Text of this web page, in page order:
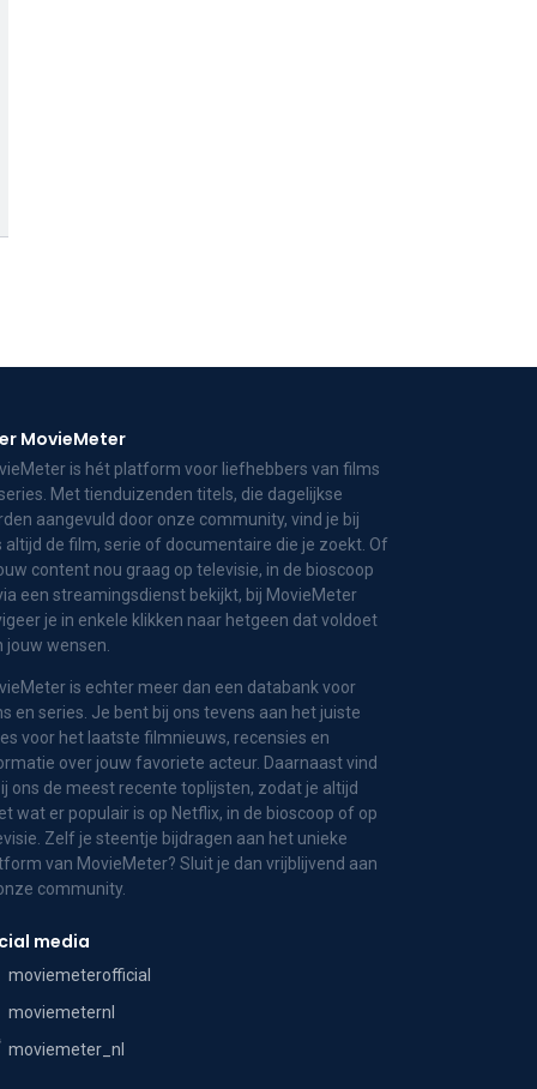
MovieMeter
is hét platform voor liefhebbers van films
Met tienduizenden titels, die dagelijkse
aangevuld door onze community, vind je bij
altijd de film, serie of documentaire die je zoekt. Of
content nou graag op televisie, in de bioscoop
een streamingsdienst bekijkt, bij MovieMeter
je in enkele klikken naar hetgeen dat voldoet
jouw wensen.
is echter meer dan een databank voor
en series. Je bent bij ons tevens aan het juiste
voor het laatste filmnieuws, recensies en
over jouw favoriete acteur. Daarnaast vind
ons de meest recente toplijsten, zodat je altijd
wat er populair is op Netflix, in de bioscoop of op
Zelf je steentje bijdragen aan het unieke
van MovieMeter? Sluit je dan vrijblijvend aan
community.
media
moviemeterofficial
moviemeternl
moviemeter_nl